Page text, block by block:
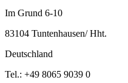
Im Grund 6-10
83104 Tuntenhausen/ Hht.
Deutschland
Tel.: +49 8065 9039 0